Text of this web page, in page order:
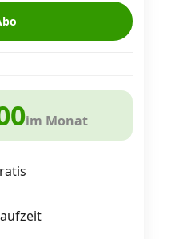
im Monat